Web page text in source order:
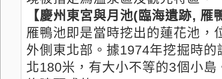
【慶州東宮與月池(臨海遺跡, 雁
雁鴨池即是當時挖出的蓮花池，
外側東北部。據1974年挖掘時
北180米，有大小不等的3個小